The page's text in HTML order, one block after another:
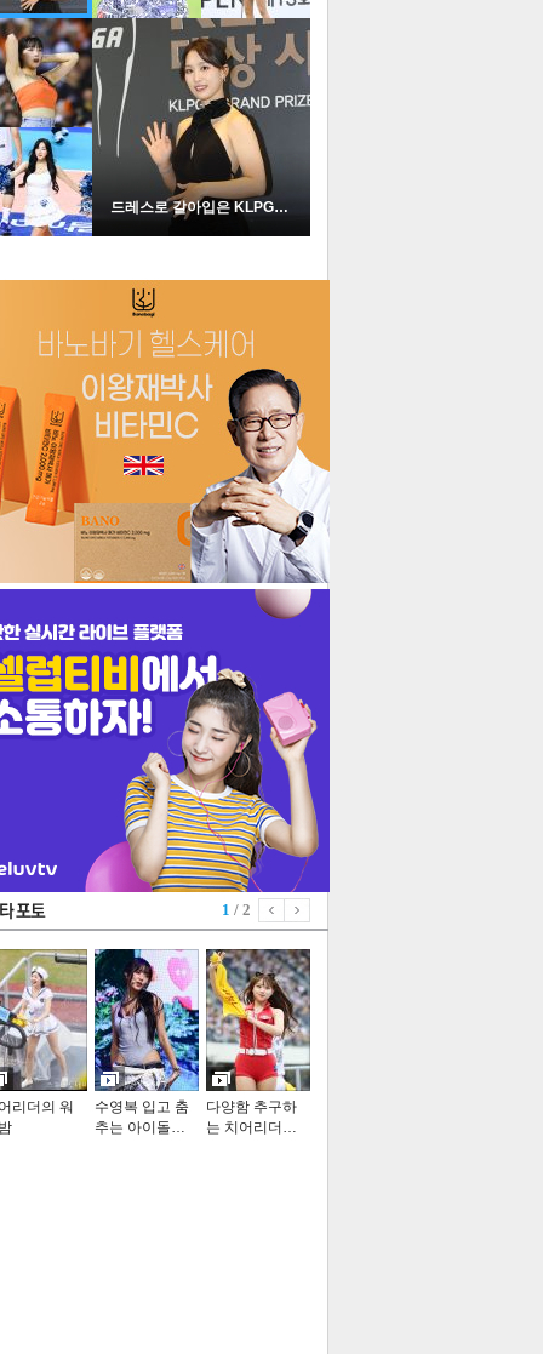
본 뉴스
스포츠 포토
더보기
포토
드레스로 갈아입은 KLPGA …
1 / 2
리더의 워
수영복 입고 춤
추는 아이돌…
다양함 추구하
는 치어리더…